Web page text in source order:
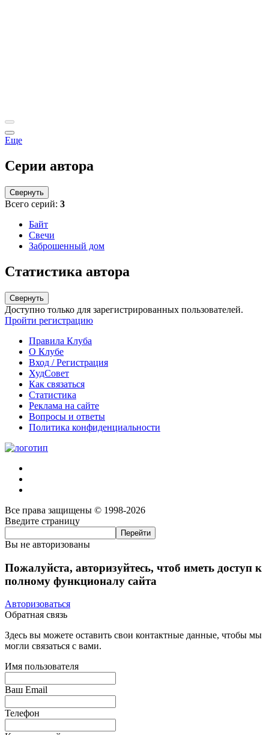
Еще
Серии автора
Свернуть
Всего серий: 3
Байт
Свечи
Заброшенный дом
Статистика автора
Свернуть
Доступно только для зарегистрированных пользователей.
Пройти регистрацию
Правила Клуба
О Клубе
Вход / Регистрация
ХудСовет
Как связаться
Статистика
Реклама на сайте
Вопросы и ответы
Политика конфиденциальности
Все права защищены © 1998-2026
Введите страницу
Вы не авторизованы
Пожалуйста, авторизуйтесь, чтоб иметь доступ к
полному функционалу сайта
Авторизоваться
Обратная связь
Здесь вы можете оставить свои контактные данные, чтобы мы
могли связаться с вами.
Имя пользователя
Ваш Email
Телефон